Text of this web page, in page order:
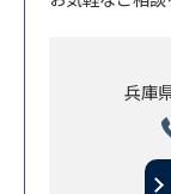
兵庫